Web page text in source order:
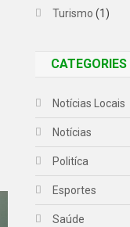
Turismo (1)
CATEGORIES
Notícias Locais
Notícias
Politíca
Esportes
Saúde